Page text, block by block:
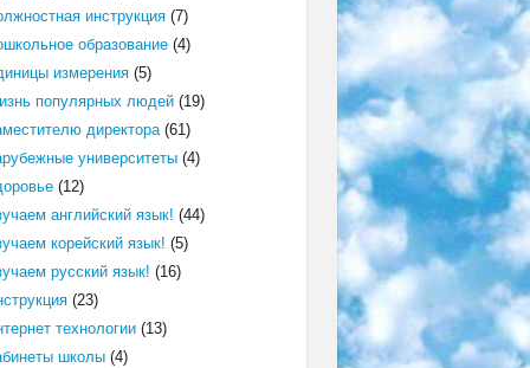
инструкция(7)
образование(4)
измерения(5)
популярных людей(19)
директора(61)
университеты(4)
(12)
английский язык! (44)
корейский язык! (5)
русский язык! (16)
(23)
технологии(13)
школы(4)